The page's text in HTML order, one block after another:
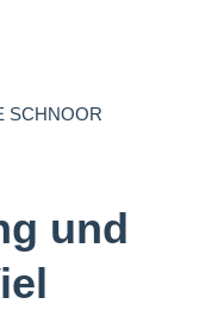
SCHNOOR
und